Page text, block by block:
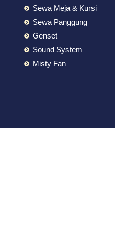
Sewa Meja & Kursi
Sewa Panggung
Genset
Sound System
Misty Fan